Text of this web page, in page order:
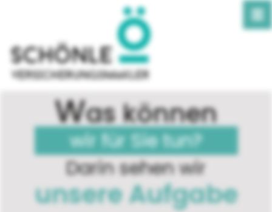
Was können
wir für Sie tun?
Darin sehen wir
unsere Aufgabe